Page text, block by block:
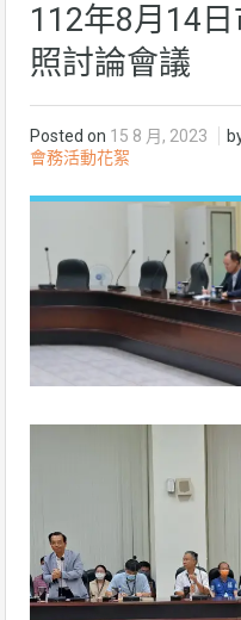
112年8月14
照討論會議
Posted on 15 8 月, 2023
會務活動花絮